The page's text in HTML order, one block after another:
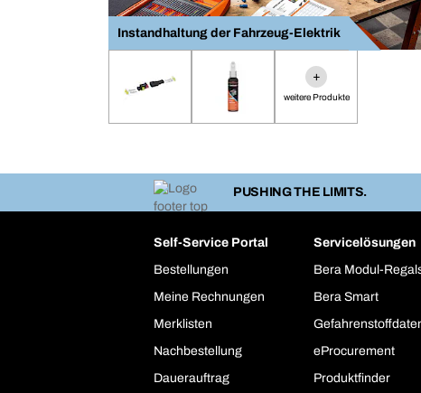
Instandhaltung der Fahrzeug-Elektrik
+
weitere Produkte
PUSHING THE LIMITS.
Self-Service Portal
Bestellungen
Meine Rechnungen
Merklisten
Nachbestellung
Dauerauftrag
Servicelösungen
Bera Modul-
Bera Smart
eProcurement
Produktfinder